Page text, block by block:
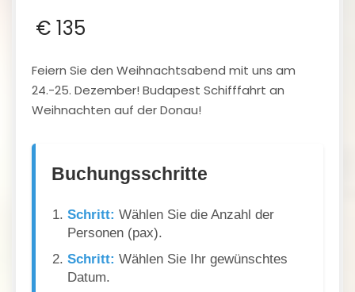
€ 135
Feiern Sie den Weihnachtsabend mit uns am
24.-25. Dezember! Budapest Schifffahrt an
Weihnachten auf der Donau!
Buchungsschritte
Schritt: Wählen Sie die Anzahl der
Personen (pax).
Schritt: Wählen Sie Ihr gewünschtes
Datum.